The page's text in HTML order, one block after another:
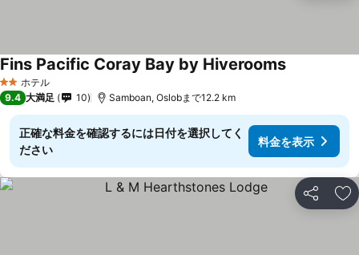
2 ホテルのランク
ホテル
Fins Pacific Coray Bay by Hiverooms料金を表示
9.4 大満足 10 Samboan, Oslobまで12.2 km
正確な料金を確認するには日付を選択してく
ださい
料金を表示
シェア お